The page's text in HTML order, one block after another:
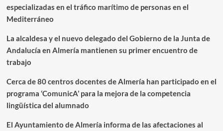
especializadas en el tráfico marítimo de personas en el
Mediterráneo
La alcaldesa y el nuevo delegado del Gobierno de la Junta de
Andalucía en Almería mantienen su primer encuentro de
trabajo
Cerca de 80 centros docentes de Almería han participado en el
programa ‘ComunicA’ para la mejora de la competencia
lingüística del alumnado
El Ayuntamiento de Almería informa de las afectaciones al